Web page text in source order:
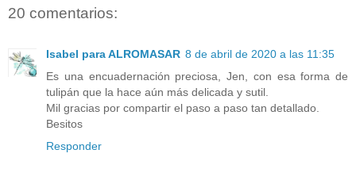
20 comentarios:
Isabel para ALROMASAR 8 de abril de 2020 a las 11:35
Es una encuadernación preciosa, Jen, con esa forma de
tulipán que la hace aún más delicada y sutil.
Mil gracias por compartir el paso a paso tan detallado.
Besitos
Responder